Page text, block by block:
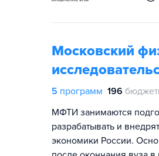
Московский
5 программ 196
МФТИ занимаются
разрабатывать и
экономики России.